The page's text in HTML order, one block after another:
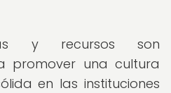
y recursos son
promover una cultura
en las instituciones